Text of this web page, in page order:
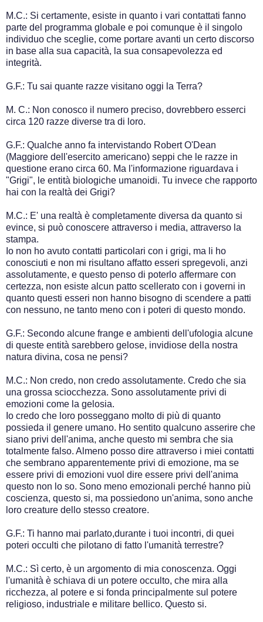
M.C.: Si certamente, esiste in quanto i vari contattati fanno
parte del programma globale e poi comunque è il singolo
individuo che sceglie, come portare avanti un certo discorso
in base alla sua capacità, la sua consapevolezza ed
integrità.
G.F.: Tu sai quante razze visitano oggi la Terra?
M. C.: Non conosco il numero preciso, dovrebbero esserci
circa 120 razze diverse tra di loro.
G.F.: Qualche anno fa intervistando Robert O'Dean
(Maggiore dell'esercito americano) seppi che le razze in
questione erano circa 60. Ma l'informazione riguardava i
"Grigi", le entità biologiche umanoidi. Tu invece che rapporto
hai con la realtà dei Grigi?
M.C.: E' una realtà è completamente diversa da quanto si
evince, si può conoscere attraverso i media, attraverso la
stampa.
Io non ho avuto contatti particolari con i grigi, ma li ho
conosciuti e non mi risultano affatto esseri spregevoli, anzi
assolutamente, e questo penso di poterlo affermare con
certezza, non esiste alcun patto scellerato con i governi in
quanto questi esseri non hanno bisogno di scendere a patti
con nessuno, ne tanto meno con i poteri di questo mondo.
G.F.: Secondo alcune frange e ambienti dell'ufologia alcune
di queste entità sarebbero gelose, invidiose della nostra
natura divina, cosa ne pensi?
M.C.: Non credo, non credo assolutamente. Credo che sia
una grossa sciocchezza. Sono assolutamente privi di
emozioni come la gelosia.
Io credo che loro posseggano molto di più di quanto
possieda il genere umano. Ho sentito qualcuno asserire che
siano privi dell'anima, anche questo mi sembra che sia
totalmente falso. Almeno posso dire attraverso i miei contatti
che sembrano apparentemente privi di emozione, ma se
essere privi di emozioni vuol dire essere privi dell'anima
questo non lo so. Sono meno emozionali perché hanno più
coscienza, questo si, ma possiedono un'anima, sono anche
loro creature dello stesso creatore.
G.F.: Ti hanno mai parlato,durante i tuoi incontri, di quei
poteri occulti che pilotano di fatto l'umanità terrestre?
M.C.: Sì certo, è un argomento di mia conoscenza. Oggi
l'umanità è schiava di un potere occulto, che mira alla
ricchezza, al potere e si fonda principalmente sul potere
religioso, industriale e militare bellico. Questo si.